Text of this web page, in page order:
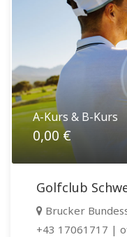
A-Kurs & B-Kurs
0,00 €
Golfclub
Brucker
+43 17061717 |